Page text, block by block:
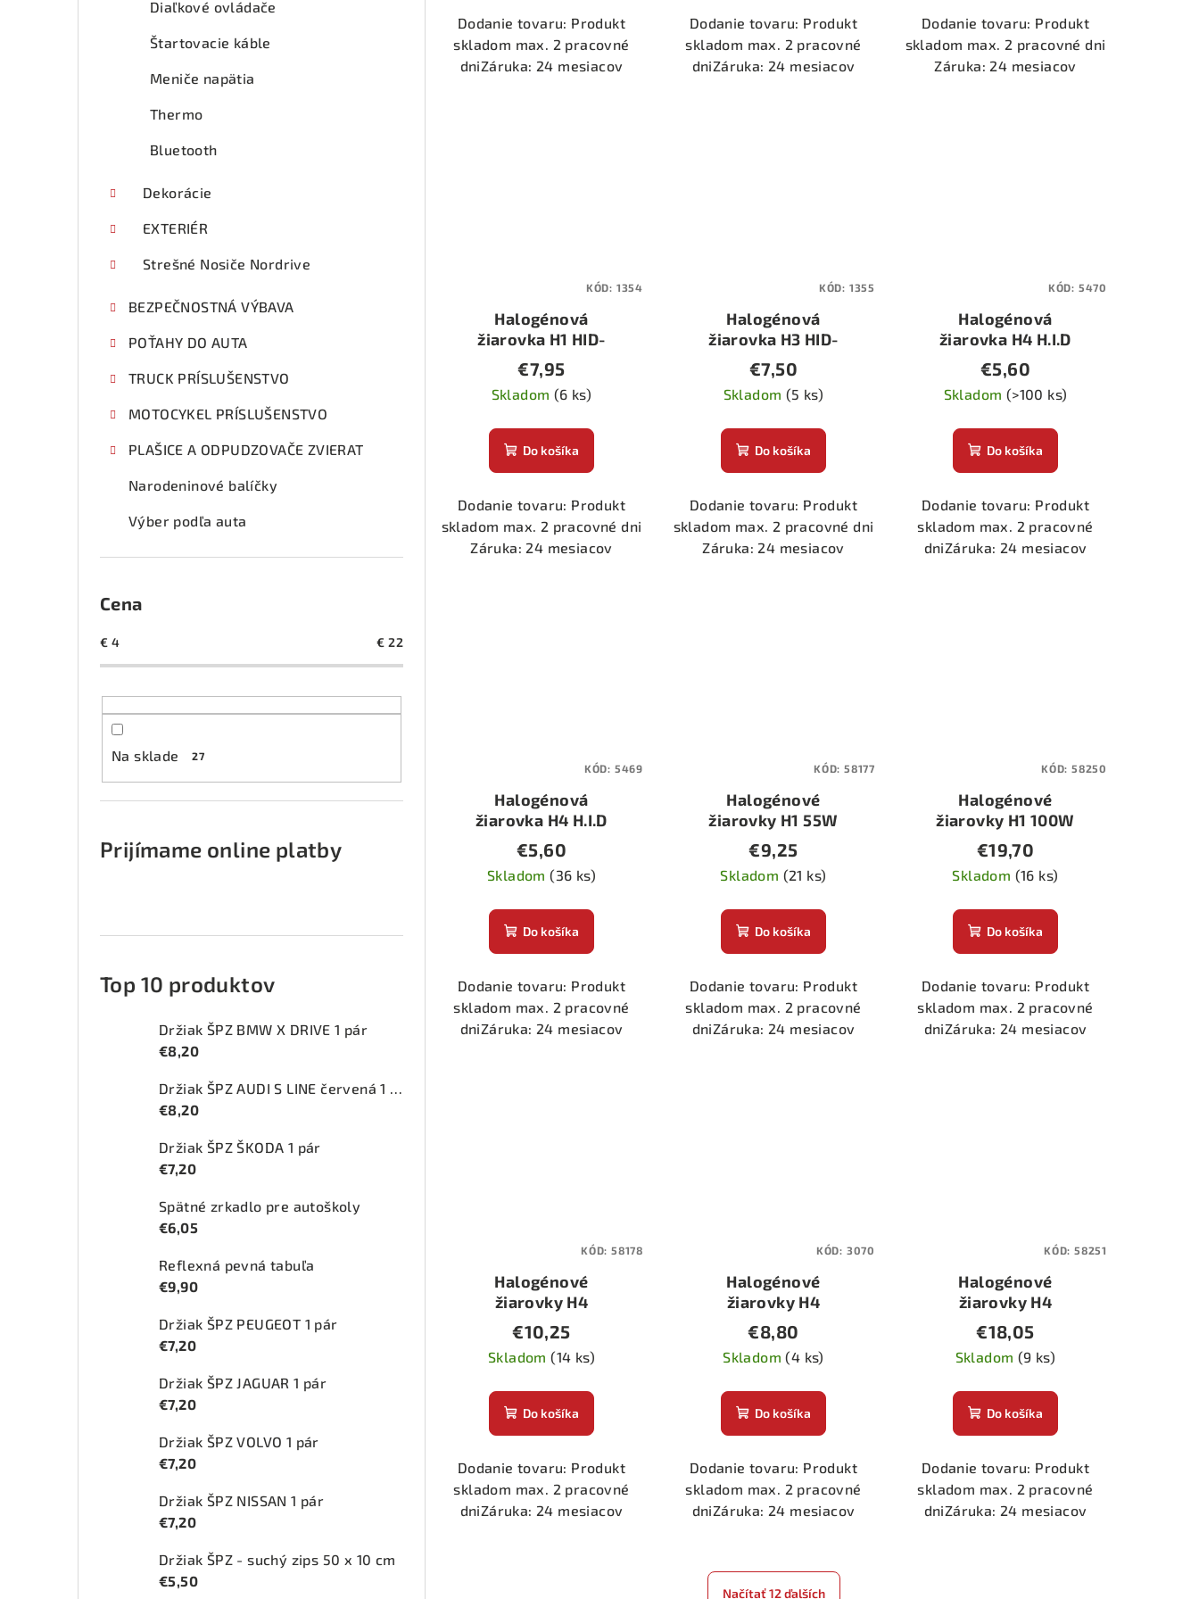
Diaľkové ovládače
Štartovacie káble
Meniče napätia
Thermo
Bluetooth
Dekorácie
EXTERIÉR
Strešné Nosiče Nordrive
BEZPEČNOSTNÁ VÝBAVA
POŤAHY DO AUTA
TRUCK PRÍSLUŠENSTVO
MOTOCYKEL PRÍSLUŠENSTVO
PLAŠICE A ODPUDZOVAČE ZVIERAT
Narodeninové balíčky
Výber podľa auta
Cena
€ 4 €22
Na sklade 27
Prijímame online platby
Top 10 produktov
Držiak ŠPZ BMW X DRIVE 1 pár
€8,20
Držiak ŠPZ AUDI S LINE červená 1 pár
€8,20
Držiak ŠPZ ŠKODA 1 pár
€7,20
Spätné zrkadlo pre autoškoly
€6,05
Reflexná pevná tabuľa
€9,90
Držiak ŠPZ PEUGEOT 1 pár
€7,20
Držiak ŠPZ JAGUAR 1 pár
€7,20
Držiak ŠPZ VOLVO 1 pár
€7,20
Držiak ŠPZ NISSAN 1 pár
€7,20
Držiak ŠPZ - suchý zips 50 x 10 cm
€5,50
o
Dodanie tovaru: Produkt
skladom max. 2 pracovné
dniZáruka: 24 mesiacov
Dodanie tovaru: Produkt
skladom max. 2 pracovné
dniZáruka: 24 mesiacov
Dodanie tovaru: Produkt
skladom max. 2 pracovné dni
Záruka: 24 mesiacov
Halogénová
žiarovka H1 HID-
100W
€7,95
Skladom (6 ks)
Do košíka
Dodanie tovaru: Produkt
skladom max. 2 pracovné dni
Záruka: 24 mesiacov
KÓD: 1354
Halogénová
žiarovka H3 HID-
100W
€7,50
Skladom (5 ks)
Do košíka
Dodanie tovaru: Produkt
skladom max. 2 pracovné dni
Záruka: 24 mesiacov
KÓD: 1355
Halogénová
žiarovka H4 H.I.D
biela 100/90W
€5,60
Skladom (>100 ks)
Do košíka
Dodanie tovaru: Produkt
skladom max. 2 pracovné
dniZáruka: 24 mesiacov
KÓD: 5470
Halogénová
žiarovka H4 H.I.D
biela 60/55W
€5,60
Skladom(36 ks)
Do košíka
Dodanie tovaru: Produkt
skladom max. 2 pracovné
dniZáruka: 24 mesiacov
KÓD: 5469
Halogénové
žiarovky H1 55W
H.O.D.
€9,25
Skladom (21 ks)
Do košíka
Dodanie tovaru: Produkt
skladom max. 2 pracovné
dniZáruka: 24 mesiacov
KÓD: 58177
Halogénové
žiarovky H1 100W
H.O.D.
€19,70
Skladom (16 ks)
Do košíka
Dodanie tovaru: Produkt
skladom max. 2 pracovné
dniZáruka: 24 mesiacov
KÓD: 58250
Halogénové
žiarovky H4
60/55W H.O.D.
€10,25
Skladom(14 ks)
Do košíka
Dodanie tovaru: Produkt
skladom max. 2 pracovné
dniZáruka: 24 mesiacov
KÓD: 58178
Halogénové
žiarovky H4
60/55W 2ks
€8,80
Skladom(4 ks)
Do košíka
Dodanie tovaru: Produkt
skladom max. 2 pracovné
dniZáruka: 24 mesiacov
KÓD: 3070
Halogénové
žiarovky H4
90/100W H.O.D.
€18,05
Skladom (9 ks)
Do košíka
Dodanie tovaru: Produkt
skladom max. 2 pracovné
dniZáruka: 24 mesiacov
KÓD: 58251
Načítať 12 ďalších